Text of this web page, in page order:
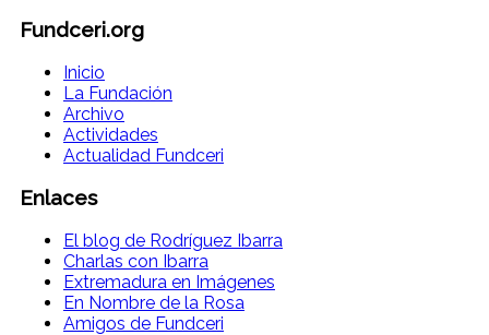
Fundceri.org
Inicio
La Fundación
Archivo
Actividades
Actualidad Fundceri
Enlaces
El blog de Rodríguez Ibarra
Charlas con Ibarra
Extremadura en Imágenes
En Nombre de la Rosa
Amigos de Fundceri